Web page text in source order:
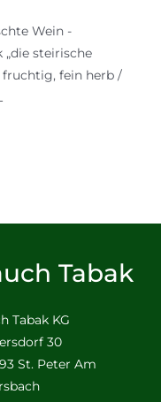
Wein -
steirische
fruchtig, fein herb /
Tabak
Tabak KG
30
St. Peter Am